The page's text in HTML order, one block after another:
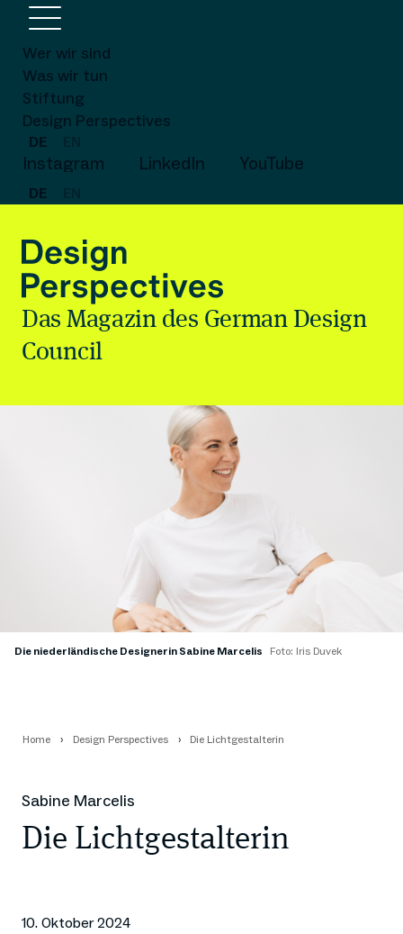
Wer wir sind
Was wir tun
Stiftung
Design Perspectives
DE
Instagram LinkedIn YouTube
DE
Das Magazin des German Design
Council
Die niederländische Designerin Sabine Marcelis Foto: Iris Duvek
Home Design Perspectives Die Lichtgestalterin
Sabine Marcelis
Die Lichtgestalterin
10. Oktober 2024